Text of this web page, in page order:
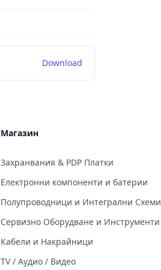
Download
Магазин
Захранвания & PDP Платки
Електронни компоненти и батерии
Полупроводници и Интегрални Схеми
Сервизно Оборудване и Инструменти
Кабели и Накрайници
TV / Аудио / Видео